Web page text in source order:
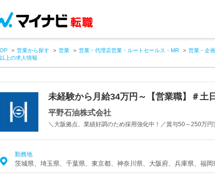
営業から探す 営業 営業・代理店営業・ルートセールス・MR 営業・企
上の求人情報
未経験から月給34万円～【営業職】＃土
平野石油株式会社
＼大阪拠点、業績好調のため採用強化中！／賞与50～250万円
勤務地
茨城県、埼玉県、千葉県、東京都、神奈川県、大阪府、兵庫県、福岡